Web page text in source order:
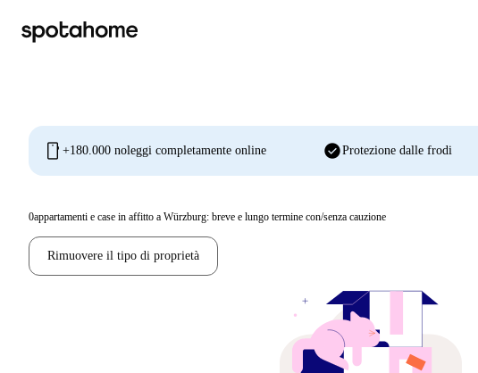
mobile +180.000 noleggi completamente online check_circleProtezione dalle frodi
0appartamenti e case in affitto a Würzburg: breve e lungo termine con/senza cauzione
Rimuovere il tipo di proprietà